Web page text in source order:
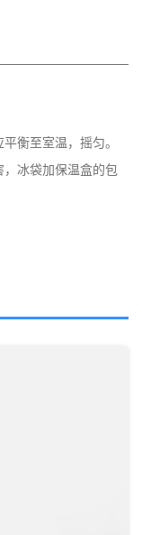
衡至室温，摇匀。
冰​袋加保温盒的包